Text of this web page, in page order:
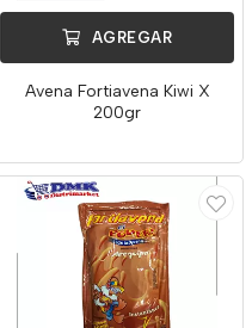
AGREGAR
Avena Fortiavena Kiwi X
200gr